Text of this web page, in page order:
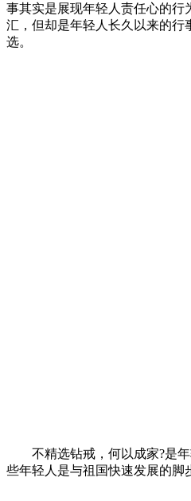
事其实是展现年轻人责任心的行
汇，但却是年轻人长久以来的行
选。
不精选钻戒，何以成家?是年
些年轻人是与祖国快速发展的脚